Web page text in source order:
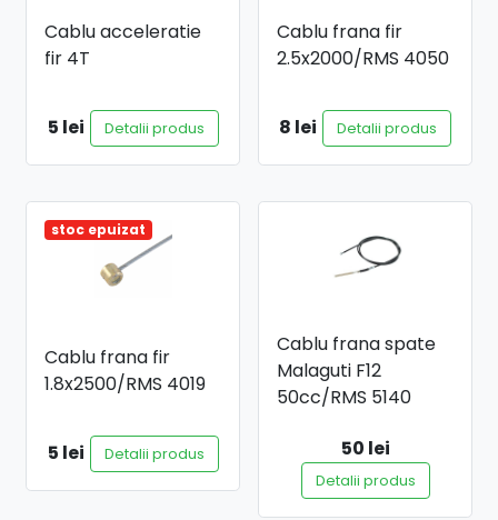
Cablu acceleratie
fir 4T
5 lei Detalii produs
Cablu frana fir
2.5x2000/RMS 4050
8 lei Detalii produs
stoc epuizat
Cablu frana fir
1.8x2500/RMS 4019
5 lei Detalii produs
Cablu frana spate
Malaguti F12
50cc/RMS 5140
50 lei
Detalii produs